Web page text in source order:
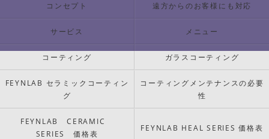
コンセプト 遠方からのお客様にも対応
サービス メニュー
コーティング ガラスコーティング
FEYNLAB セラミックコーティン
グ
コーティングメンテナンスの必要
性
FEYNLAB CERAMIC
SERIES 価格表
FEYNLAB HEAL SERIES 価格表